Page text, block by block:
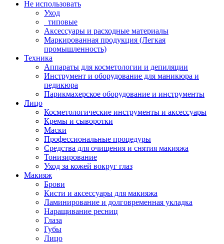
Не использовать
Уход
_типовые
Аксессуары и расходные материалы
Маркированная продукция (Легкая
промышленность)
Техника
Аппараты для косметологии и депиляции
Инструмент и оборудование для маникюра и
педикюра
Парикмахерское оборудование и инструменты
Лицо
Косметологические инструменты и аксессуары
Кремы и сыворотки
Маски
Профессиональные процедуры
Средства для очищения и снятия макияжа
Тонизирование
Уход за кожей вокруг глаз
Макияж
Брови
Кисти и аксессуары для макияжа
Ламинирование и долговременная укладка
Наращивание ресниц
Глаза
Губы
Лицо